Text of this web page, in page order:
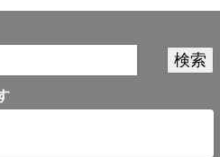
ランクハウス24。インパクトがありな
みやすい印象を受けた。2018年から
ービスだが、そのはじめたきっかけをお
たトランクルームを提供したかったから
は屋外のコンテナ型トランクルームで
外にあることも多く、車を利用して自
のトランクルームは住宅エリアにて使
う利点があり、女性が使いずらいという
ーンで清潔な部屋といった機能面でも
その便利さが気に入り、長く継続して使